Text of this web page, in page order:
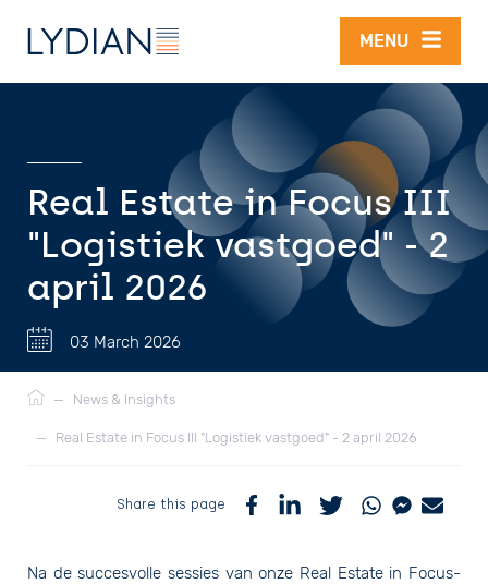
Skip to main content
MENU
Breadcrumb
— News & Insights
— Real Estate in Focus III "Logistiek vastgoed" - 2 april 2026
Real Estate in Focus III
"Logistiek vastgoed" - 2
april 2026
03 March 2026
Share this page
Na de succesvolle sessies van onze Real Estate in Focus-